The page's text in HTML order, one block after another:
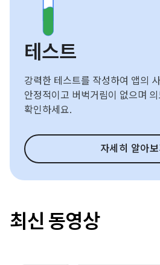
테스트
강력한 테스트를 작성하여 앱의
안정적이고 버벅거림이 없으며
확인하세요.
자세히 알아보
최신 동영상